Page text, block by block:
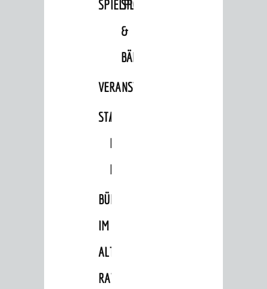
SPIELPLÄTZE
SPORTSTÄTTEN
&
BÄDER
VERANSTALTUNGSRÄUME
STADTHALLE
ROLF-
ENGELBRECHT-
HAUS
BÜRGERSAAL
IM
ALTEN
RATHAUS
Lebenslagen
Dienstleistungen Service BW